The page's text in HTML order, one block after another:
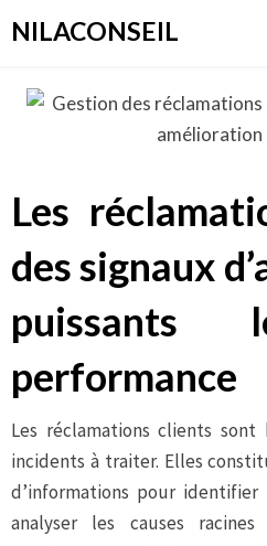
auNILACONSEIL
Les
des signaux
puissants
performance
Les réclamations clients
incidents à traiter. Elles
d’informations pour
analyser les causes